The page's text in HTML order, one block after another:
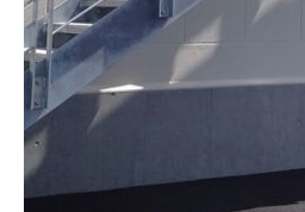
採用情報
お知らせ
お問い合わせ